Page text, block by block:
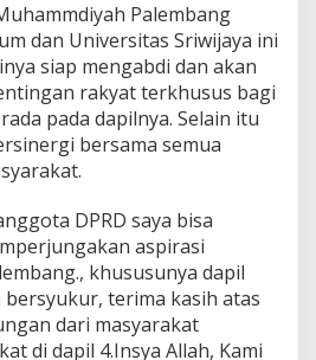
Palembang
dan Universitas Sriwijaya ini
siap mengabdi dan akan
rakyat terkhusus bagi
pada dapilnya. Selain itu
bersama semua
DPRD saya bisa
aspirasi
khususunya dapil
bersyukur, terima kasih atas
dari masyarakat
di dapil 4.Insya Allah, Kami